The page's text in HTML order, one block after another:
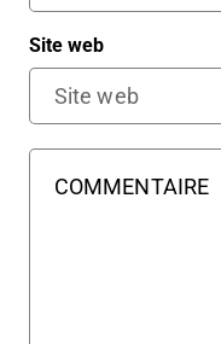
Site web